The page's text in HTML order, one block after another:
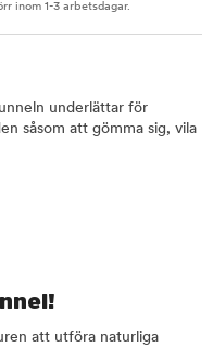
inom 1-3 arbetsdagar.
underlättar för
såsom att gömma sig, vila
att utföra naturliga